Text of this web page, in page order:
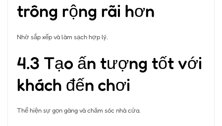
trông rộng rãi hơn
Nhờ sắp xếp và làm sạch hợp lý.
4.3 Tạo ấn tượng tốt với
khách đến chơi
Thể hiện sự gọn gàng và chăm sóc nhà cửa.